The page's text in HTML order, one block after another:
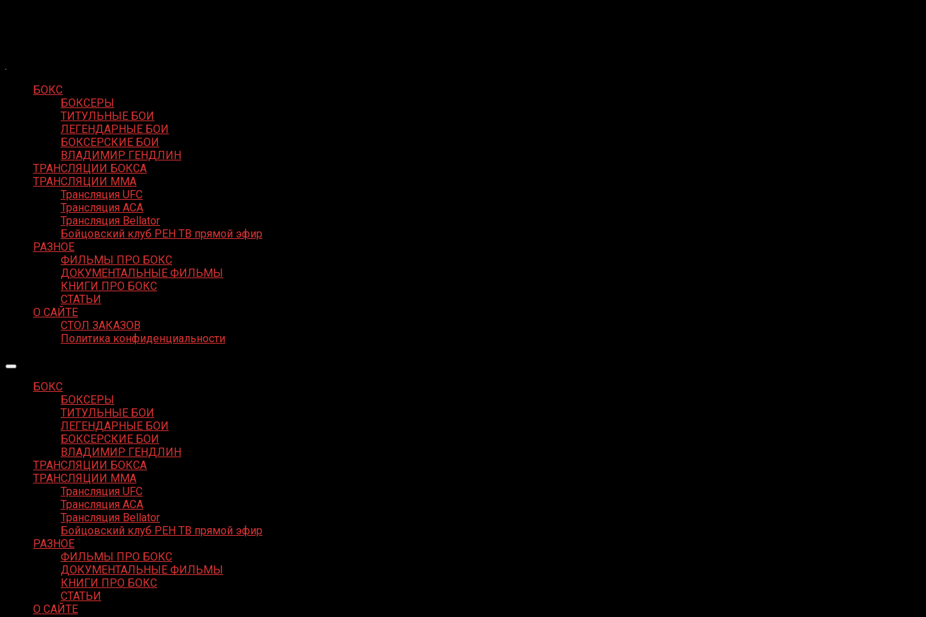
БОКС
БОКСЕРЫ
ТИТУЛЬНЫЕ БОИ
ЛЕГЕНДАРНЫЕ БОИ
БОКСЕРСКИЕ БОИ
ВЛАДИМИР ГЕНДЛИН
ТРАНСЛЯЦИИ БОКСА
ТРАНСЛЯЦИИ MMA
Трансляция UFC
Трансляция ACA
Трансляция Bellator
Бойцовский клуб РЕН ТВ прямой эфир
РАЗНОЕ
ФИЛЬМЫ ПРО БОКС
ДОКУМЕНТАЛЬНЫЕ ФИЛЬМЫ
КНИГИ ПРО БОКС
СТАТЬИ
О САЙТЕ
СТОЛ ЗАКАЗОВ
Политика конфиденциальности
БОКС
БОКСЕРЫ
ТИТУЛЬНЫЕ БОИ
ЛЕГЕНДАРНЫЕ БОИ
БОКСЕРСКИЕ БОИ
ВЛАДИМИР ГЕНДЛИН
ТРАНСЛЯЦИИ БОКСА
ТРАНСЛЯЦИИ MMA
Трансляция UFC
Трансляция ACA
Трансляция Bellator
Бойцовский клуб РЕН ТВ прямой эфир
РАЗНОЕ
ФИЛЬМЫ ПРО БОКС
ДОКУМЕНТАЛЬНЫЕ ФИЛЬМЫ
КНИГИ ПРО БОКС
СТАТЬИ
О САЙТЕ